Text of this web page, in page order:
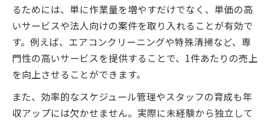
るためには、単に作業量を増やすだけでなく、単価の高
いサービスや法人向けの案件を取り入れることが有効で
す。例えば、エアコンクリーニングや特殊清掃など、専
門性の高いサービスを提供することで、1件あたりの売上
を向上させることができます。
また、効率的なスケジュール管理やスタッフの育成も年
収アップには欠かせません。実際に未経験から独立して